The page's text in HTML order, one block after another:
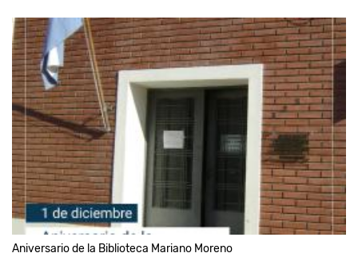
Aniversario de la Biblioteca Mariano Moreno